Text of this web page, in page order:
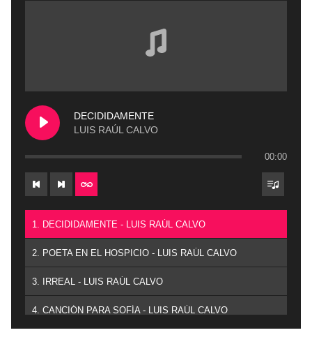
DECIDIDAMENTE
LUIS RAÚL CALVO
00:00
1. DECIDIDAMENTE - LUIS RAÚL CALVO
2. POETA EN EL HOSPICIO - LUIS RAÚL CALVO
3. IRREAL - LUIS RAÚL CALVO
4. CANCIÓN PARA SOFÍA - LUIS RAÚL CALVO